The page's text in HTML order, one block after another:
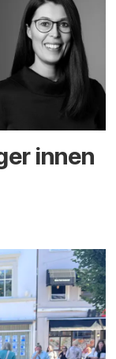
innen